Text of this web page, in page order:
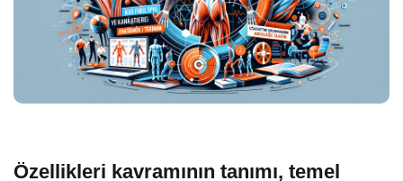
Özellikleri kavramının tanımı, temel